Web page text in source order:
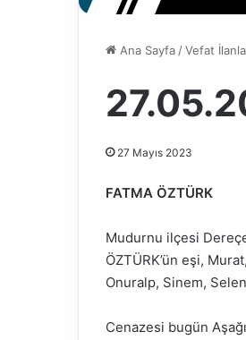
Ana Sayfa/Vefat
27 Mayıs 2023
FATMA ÖZTÜRK
Mudurnu ilçesi
ÖZTÜRK’ün eşi,
Onuralp, Sinem,
Cenazesi bugün